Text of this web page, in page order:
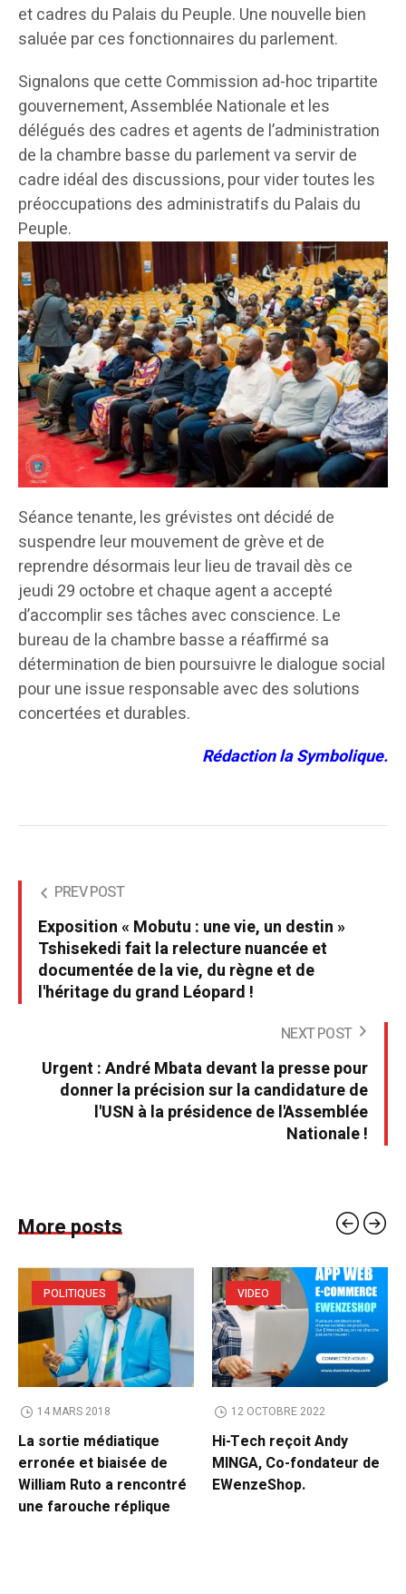
et cadres du Palais du Peuple. Une nouvelle bien
saluée par ces fonctionnaires du parlement.
Signalons que cette Commission ad-hoc tripartite
gouvernement, Assemblée Nationale et les
délégués des cadres et agents de l’administration
de la chambre basse du parlement va servir de
cadre idéal des discussions, pour vider toutes les
préoccupations des administratifs du Palais du
Peuple.
Séance tenante, les grévistes ont décidé de
suspendre leur mouvement de grève et de
reprendre désormais leur lieu de travail dès ce
jeudi 29 octobre et chaque agent a accepté
d’accomplir ses tâches avec conscience. Le
bureau de la chambre basse a réaffirmé sa
détermination de bien poursuivre le dialogue social
pour une issue responsable avec des solutions
concertées et durables.
Rédaction la Symbolique.
PREV POST
Exposition « Mobutu : une vie, un destin »
Tshisekedi fait la relecture nuancée et
documentée de la vie, du règne et de
l'héritage du grand Léopard !
NEXT POST
Urgent : André Mbata devant la presse pour
donner la précision sur la candidature de
l'USN à la présidence de l'Assemblée
Nationale !
More posts
POLITIQUES
14 MARS 2018
La sortie médiatique
erronée et biaisée de
William Ruto a rencontré
une farouche réplique
VIDEO
12 OCTOBRE 2022
Hi-Tech reçoit Andy
MINGA, Co-fondateur de
EWenzeShop.